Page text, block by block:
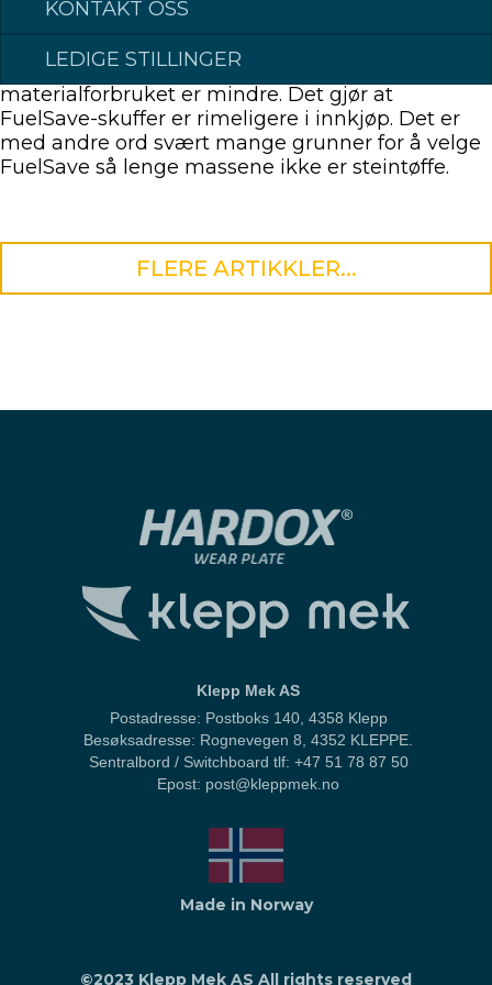
KONTAKT OSS
LEDIGE STILLINGER
Produksjonstiden på FuelSave-skuffer er den
samme som for tradisjonelle skuffer, men
materialforbruket er mindre. Det gjør at
FuelSave-skuffer er rimeligere i innkjøp. Det er
med andre ord svært mange grunner for å velge
FuelSave så lenge massene ikke er steintøffe.
FLERE ARTIKKLER...
Klepp Mek AS
Postadresse: Postboks 140, 4358 Klepp
Besøksadresse: Rognevegen 8, 4352 KLEPPE.
Sentralbord / Switchboard tlf: +47 51 78 87 50
Epost: post@kleppmek.no
Made in Norway
©2023 Klepp Mek AS All rights reserved